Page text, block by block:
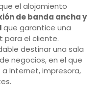
el alojamiento
de banda ancha y
que garantice una
para el cliente.
destinar una sala
negocios, en el que
Internet, impresora,